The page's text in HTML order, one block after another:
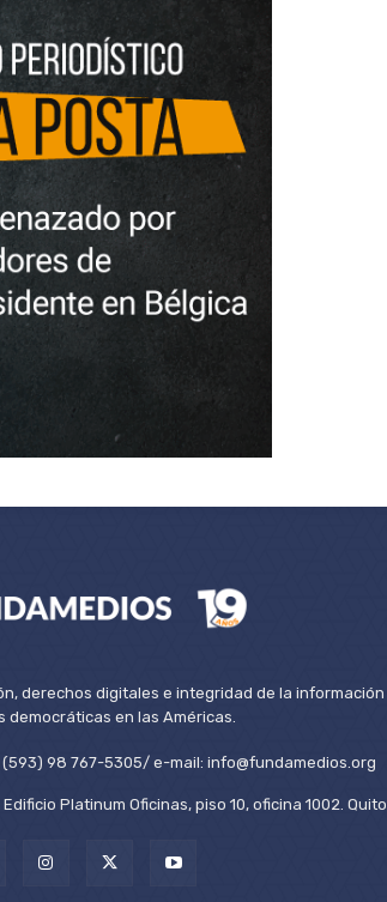
derechos digitales e integridad de la
democráticas en las Américas.
98 767-5305/ e-mail: info@fundamedios.org
Platinum Oficinas, piso 10, oficina 1002.